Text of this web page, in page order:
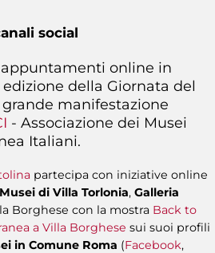
social
online in
della Giornata del
manifestazione
- Associazione dei Musei
Italiani.
partecipa con iniziative online
Musei di Villa Torlonia, Galleria
Borghese con la mostra Back to
a Villa Borghese sui suoi profili
in Comune Roma (Facebook,